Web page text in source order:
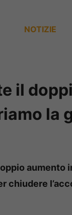
NOTIZIE
il
la
aumento
chiudere